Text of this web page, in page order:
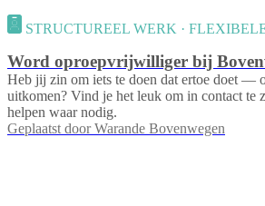
STRUCTUREEL WERK ·
Word oproepvrijwilliger bij
Heb jij zin om iets te doen dat ertoe doet —
uitkomen? Vind je het leuk om in contact te
helpen waar nodig.
Geplaatst door Warande Bovenwegen